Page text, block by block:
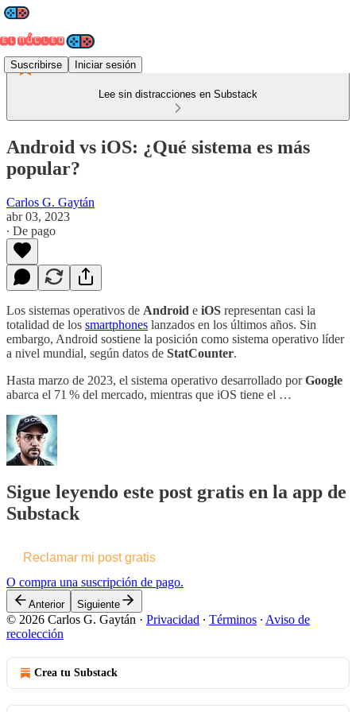
Suscribirse Iniciar sesión
Lee sin distracciones en Substack
Android vs iOS: ¿Qué sistema es más
popular?
Carlos G. Gaytán
abr 03, 2023
∙ De pago
Los sistemas operativos de Android e iOS representan casi la
totalidad de los smartphones lanzados en los últimos años. Sin
embargo, Android sostiene la posición como sistema operativo líder
a nivel mundial, según datos de StatCounter.
Hasta marzo de 2023, el sistema operativo desarrollado porGoogle
abarca el 71 % del mercado, mientras que iOS tiene el …
Sigue leyendo este post gratis en la app de
Substack
Reclamar mi post gratis
O compra una suscripción de pago.
Anterior Siguiente
© 2026 Carlos G. Gaytán · Privacidad ∙ Términos ∙ Aviso de
recolección
Crea tu Substack